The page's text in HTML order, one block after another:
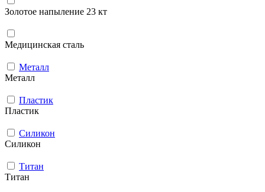
Золотое напыление 23 кт
Медицинская сталь
Металл
Металл
Пластик
Пластик
Силикон
Силикон
Титан
Титан